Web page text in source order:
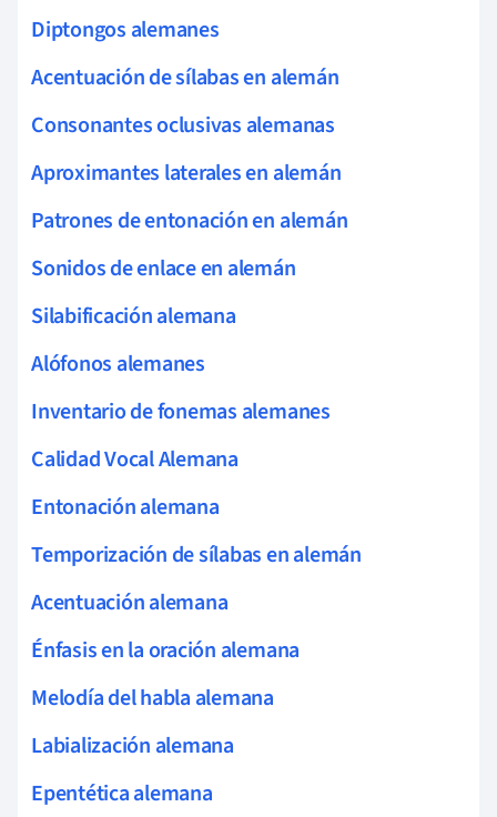
Diptongos alemanes
Acentuación de sílabas en alemán
Consonantes oclusivas alemanas
Aproximantes laterales en alemán
Patrones de entonación en alemán
Sonidos de enlace en alemán
Silabificación alemana
Alófonos alemanes
Inventario de fonemas alemanes
Calidad Vocal Alemana
Entonación alemana
Temporización de sílabas en alemán
Acentuación alemana
Énfasis en la oración alemana
Melodía del habla alemana
Labialización alemana
Epentética alemana